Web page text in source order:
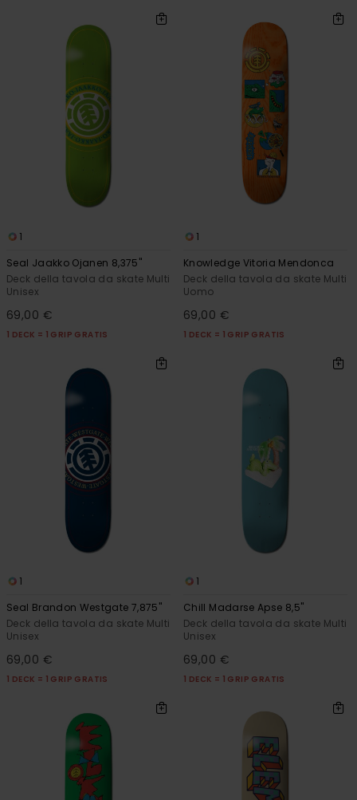
1
Seal Jaakko Ojanen 8,375"
Deck della tavola da skate Multi
Unisex
69,00 €
1 DECK = 1 GRIP GRATIS
1
Knowledge Vitoria Mendonca
Deck della tavola da skate Multi
Uomo
69,00 €
1 DECK = 1 GRIP GRATIS
1
Seal Brandon Westgate 7,875"
Deck della tavola da skate Multi
Unisex
69,00 €
1 DECK = 1 GRIP GRATIS
1
Chill Madarse Apse 8,5"
Deck della tavola da skate Multi
Unisex
69,00 €
1 DECK = 1 GRIP GRATIS